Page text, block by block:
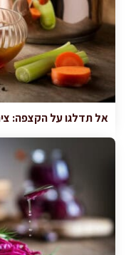
אל תדלגו על הקצפה: